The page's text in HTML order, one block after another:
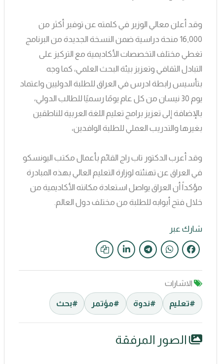
وقد أعلن معالي الوزير في كلمته عن توفير أكثر من
16,000 منحة دراسية ضمن النسخة الجديدة من البرنامج
تغطي مختلف التخصصات الأكاديمية مع التركيز على
التبادل الثقافي وتعزيز بيئة البحث العلمي، كما وجه
بتأسيس رابطة ادرس في العراق للطلبة الدوليين واعتماد
يوم 30 نيسان من كل عام يومًا رسميًا للطالب الدولي،
بالإضافة إلى تعزيز برامج تعليم اللغة العربية للناطقين
بغيرها والتدريب العملي للطلبة الوافدين،
وقد أعرب الدكتور تاب راج القائم بأعمال مكتب اليونسكو
في العراق عن تهنئته لوزارة التعليم العالي بهذه المبادرة
مؤكداً أن العراق يواصل استعادة مكانته الأكاديمية من
خلال فتح أبوابه للطلبة من مختلف دول العالم.
شارك عبر
الاشارات
#تعليم #ندوة #مؤتمر #بحث
الصور المرفقة